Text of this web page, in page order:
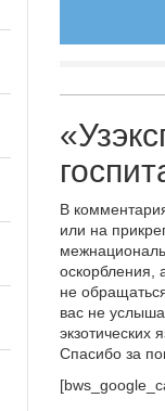
В
или на
оскорбления,
не
вас не
экзотических
Спасибо за